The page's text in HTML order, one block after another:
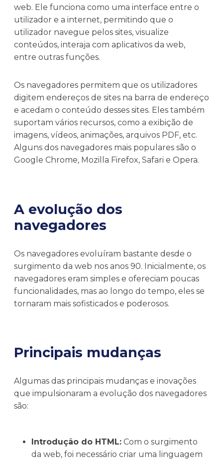
web. Ele funciona como uma interface entre o
utilizador e a internet, permitindo que o
utilizador navegue pelos sites, visualize
conteúdos, interaja com aplicativos da web,
entre outras funções.
Os navegadores permitem que os utilizadores
digitem endereços de sites na barra de endereço
e acedam o conteúdo desses sites. Eles também
suportam vários recursos, como a exibição de
imagens, vídeos, animações, arquivos PDF, etc.
Alguns dos navegadores mais populares são o
Google Chrome, Mozilla Firefox, Safari e Opera.
A evolução dos
navegadores
Os navegadores evoluíram bastante desde o
surgimento da web nos anos 90. Inicialmente, os
navegadores eram simples e ofereciam poucas
funcionalidades, mas ao longo do tempo, eles se
tornaram mais sofisticados e poderosos.
Principais mudanças
Algumas das principais mudanças e inovações
que impulsionaram a evolução dos navegadores
são:
Introdução do HTML:Com o surgimento
da web, foi necessário criar uma linguagem